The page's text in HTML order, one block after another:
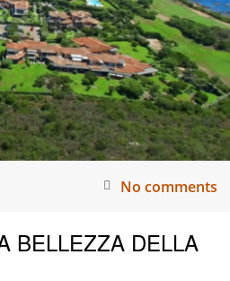
No comments
BELLEZZA DELLA